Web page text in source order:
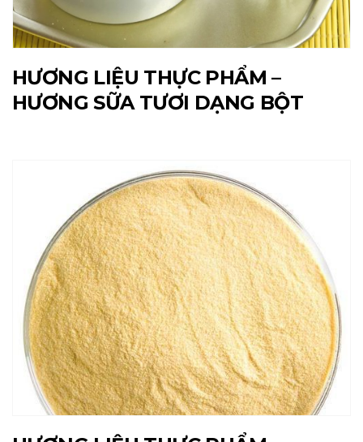
HƯƠNG LIỆU THỰC PHẨM –
HƯƠNG SỮA TƯƠI DẠNG BỘT